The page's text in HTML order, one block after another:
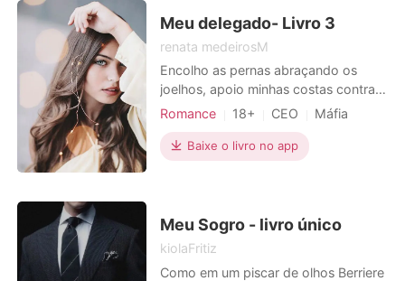
Henrique verá tudo a
Meu delegado- Livro 3
renata medeirosM
Encolho as pernas abraçando os
joelhos, apoio minhas costas contra o
azulejo frio da parede. Fecho os
lágrimas que descem por meu rosto.
Só peço que pare, por favor. Mais,
por favor, pare Spencer - implo
Romance 18+ CEO
Máfia
Paixão / Erótica
Baixe o livro no app
Meu Sogro - livro único
kiolaFritiz
Como em um piscar de olhos Berriere